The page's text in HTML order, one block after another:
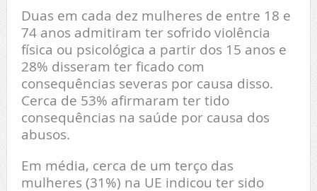
Duas em cada dez mulheres de entre 18 e
74 anos admitiram ter sofrido violência
física ou psicológica a partir dos 15 anos e
28% disseram ter ficado com
consequências severas por causa disso.
Cerca de 53% afirmaram ter tido
consequências na saúde por causa dos
abusos.
Em média, cerca de um terço das
mulheres (31%) na UE indicou ter sido